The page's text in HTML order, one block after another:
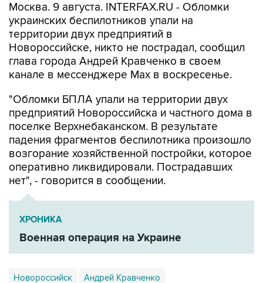
Москва. 9 августа. INTERFAX.RU - Обломки
украинских беспилотников упали на
территории двух предприятий в
Новороссийске, никто не пострадал, сообщил
глава города Андрей Кравченко в своем
канале в мессенджере Max в воскресенье.
"Обломки БПЛА упали на территории двух
предприятий Новороссийска и частного дома в
поселке Верхнебаканском. В результате
падения фрагментов беспилотника произошло
возгорание хозяйственной постройки, которое
оперативно ликвидировали. Пострадавших
нет", - говорится в сообщении.
ХРОНИКА
Военная операция на Украине
Новороссийск Андрей Кравченко